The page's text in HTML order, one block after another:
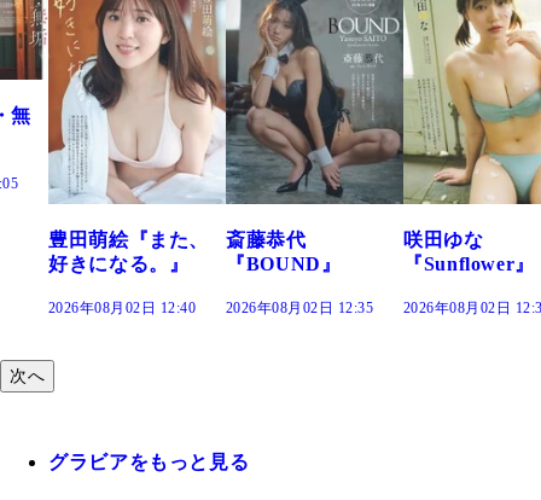
た、
斎藤恭代
『BOUND』
2026年08月02日 12:35
咲田ゆな
『Sunflower』
2026年08月02日 12:30
藤水咲桜『
だまり』
2026年08月02日
次へ
グラビアをもっと見る